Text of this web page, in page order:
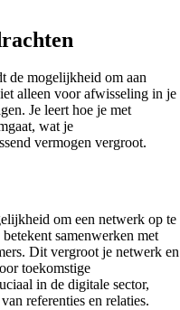
de mogelijkheid om aan
alleen voor afwisseling in je
Je leert hoe je met
wat je
vermogen vergroot.
om een netwerk op te
samenwerken met
Dit vergroot je netwerk en
toekomstige
in de digitale sector,
referenties en relaties.